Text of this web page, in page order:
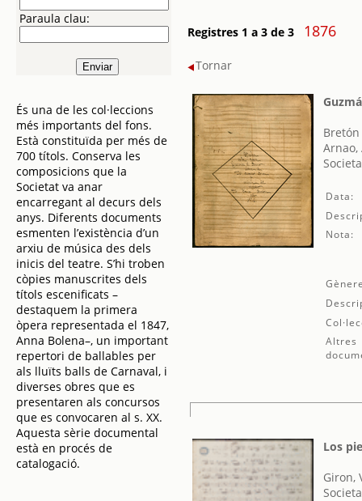
Paraula clau:
És una de les col·leccions
més importants del fons.
Està constituïda per més de
700 títols. Conserva les
composicions que la
Societat va anar
encarregant al decurs dels
anys. Diferents documents
esmenten l’existència d’un
arxiu de música des dels
inicis del teatre. S’hi troben
còpies manuscrites dels
títols escenificats –
destaquem la primera
òpera representada el 1847,
Anna Bolena–, un important
repertori de ballables per
als lluïts balls de Carnaval, i
diverses obres que es
presentaren als concursos
que es convocaren al s. XX.
Aquesta sèrie documental
està en procés de
catalogació.
Registres 1 a 3 de 3 1876
Tornar
Data:
Nota:
Altres
Los
Giron,